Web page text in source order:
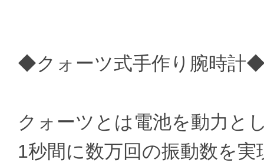
◆クォーツ式手作り腕時計
クォーツとは電池を動力と
1秒間に数万回の振動数を